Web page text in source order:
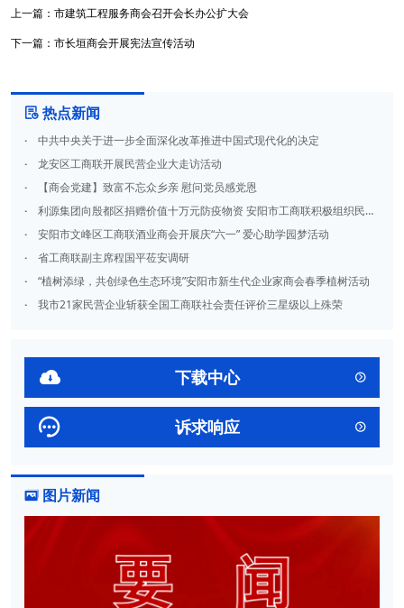
 热点新闻
· 中共中央关于进一步全面深化改革推进中国式现代化的决定
· 龙安区工商联开展民营企业大走访活动
· 【商会党建】致富不忘众乡亲 慰问党员感党恩
· 利源集团向殷都区捐赠价值十万元防疫物资 安阳市工商联积极组织民营企业参与抗疫活动
· 安阳市文峰区工商联酒业商会开展庆“六一” 爱心助学园梦活动
· 省工商联副主席程国平莅安调研
· “植树添绿，共创绿色生态环境”安阳市新生代企业家商会春季植树活动
· 我市21家民营企业斩获全国工商联社会责任评价三星级以上殊荣
 下载中心 
 诉求响应 
 图片新闻
上一篇： 市建筑工程服务商会召开会长办公扩大会
下一篇： 市长垣商会开展宪法宣传活动